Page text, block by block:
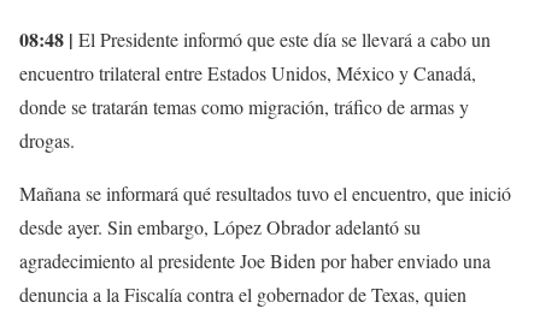
08:48 | El Presidente informó que este día se llevará a cabo un
encuentro trilateral entre Estados Unidos, México y Canadá,
donde se tratarán temas como migración, tráfico de armas y
drogas.
Mañana se informará qué resultados tuvo el encuentro, que inició
desde ayer. Sin embargo, López Obrador adelantó su
agradecimiento al presidente Joe Biden por haber enviado una
denuncia a la Fiscalía contra el gobernador de Texas, quien